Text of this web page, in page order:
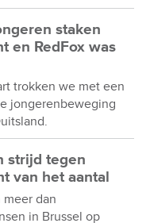
staken
en RedFox was
trokken we met een
jongerenbeweging
strijd tegen
van het aantal
meer dan
in Brussel op